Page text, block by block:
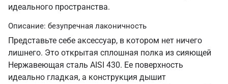
идеального пространства.
Описание: безупречная лаконичность
Представьте себе аксессуар, в котором нет ничего
лишнего. Это открытая сплошная полка из сияющей
Нержавеющая сталь AISI 430. Ее поверхность
идеально гладкая, а конструкция дышит